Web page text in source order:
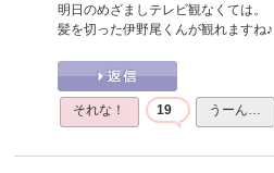
明日のめざましテレビ観なくては。
髪を切った伊野尾くんが観れますね♪
それな！ 19 うーん…